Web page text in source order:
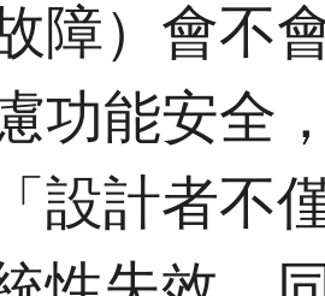
障）會不
功能安全
設計者不